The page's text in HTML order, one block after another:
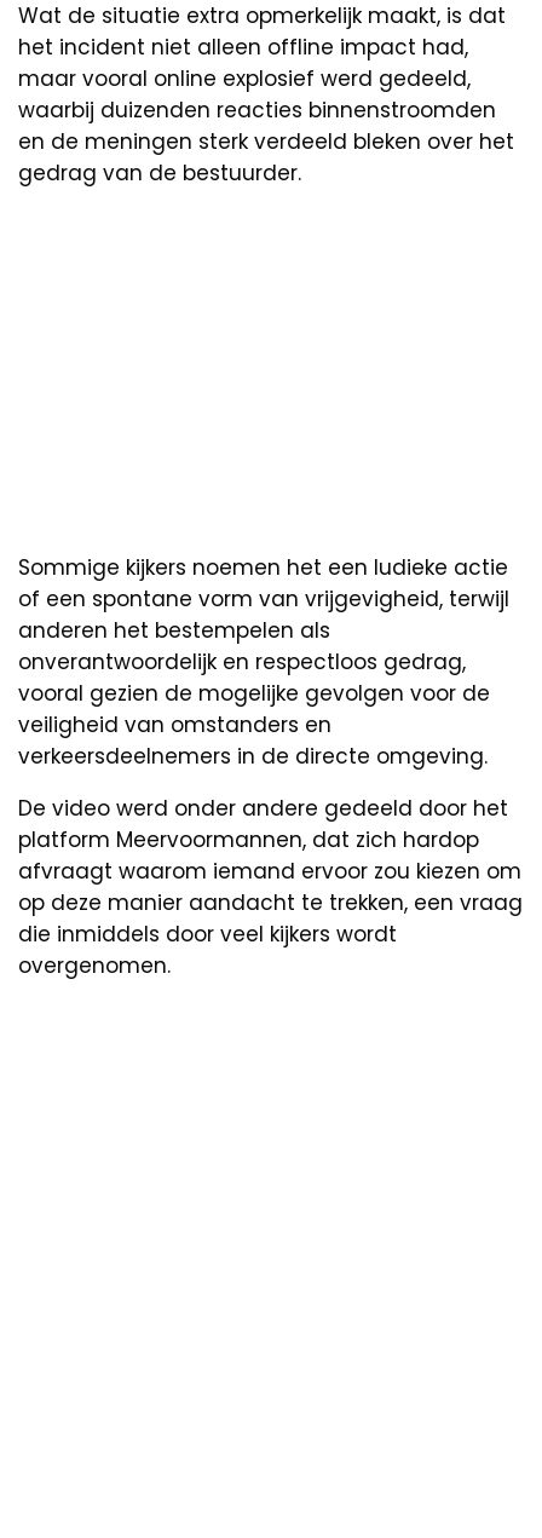
Wat de situatie extra opmerkelijk maakt, is dat
het incident niet alleen offline impact had,
maar vooral online explosief werd gedeeld,
waarbij duizenden reacties binnenstroomden
en de meningen sterk verdeeld bleken over het
gedrag van de bestuurder.
Sommige kijkers noemen het een ludieke actie
of een spontane vorm van vrijgevigheid, terwijl
anderen het bestempelen als
onverantwoordelijk en respectloos gedrag,
vooral gezien de mogelijke gevolgen voor de
veiligheid van omstanders en
verkeersdeelnemers in de directe omgeving.
De video werd onder andere gedeeld door het
platform Meervoormannen, dat zich hardop
afvraagt waarom iemand ervoor zou kiezen om
op deze manier aandacht te trekken, een vraag
die inmiddels door veel kijkers wordt
overgenomen.